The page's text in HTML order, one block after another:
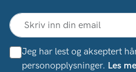
Jeg har lest og akseptert
personopplysninger. Les